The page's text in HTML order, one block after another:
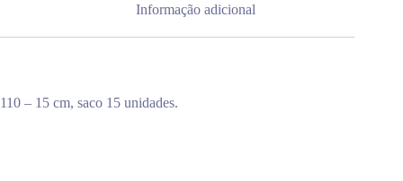
Informação adicional
110 – 15 cm, saco 15 unidades.